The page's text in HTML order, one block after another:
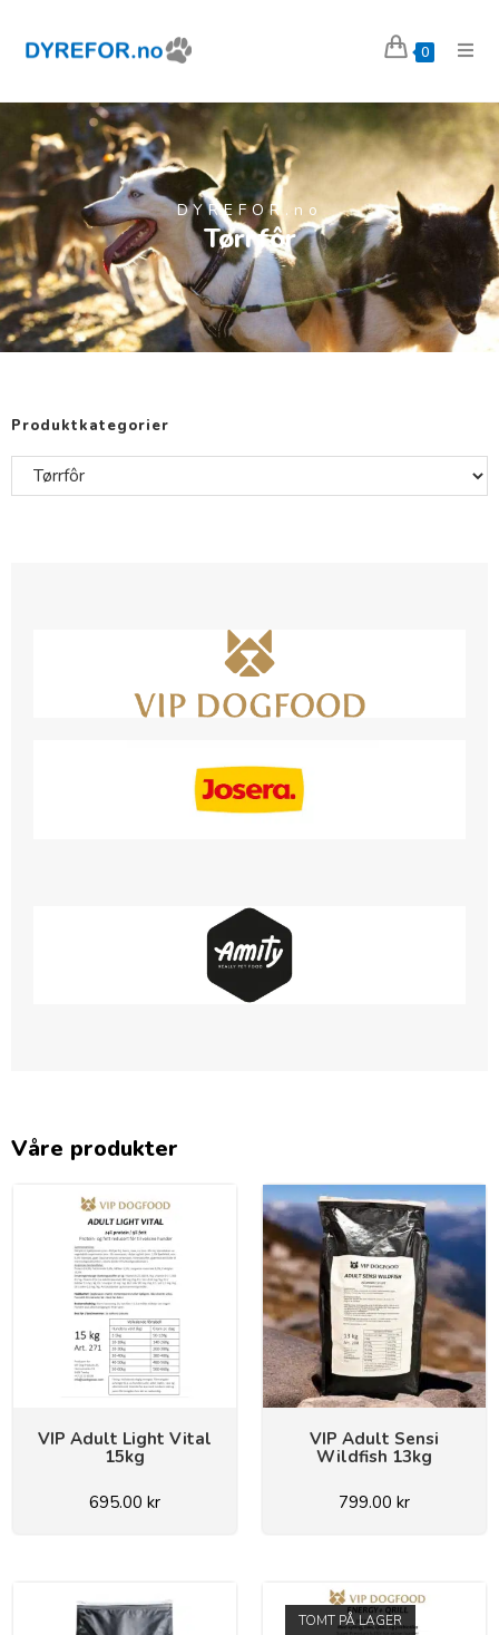
0
DYREFOR.no
Tørrfôr
Produktkategorier
Våre produkter
VIP Adult Light Vital
15kg
695.00 kr
VIP Adult Sensi
Wildfish 13kg
799.00 kr
TOMT PÅ LAGER